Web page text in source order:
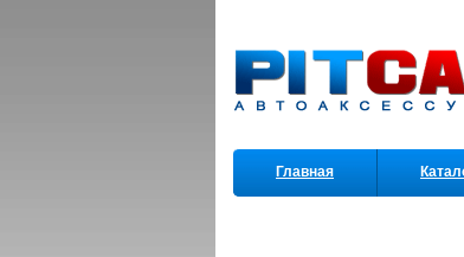
Главная